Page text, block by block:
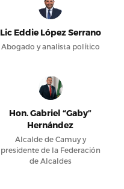
Lic Eddie López Serrano
Abogado y analista político
Hon. Gabriel “Gaby”
Hernández
Alcalde de Camuy y
presidente de la Federación
de Alcaldes